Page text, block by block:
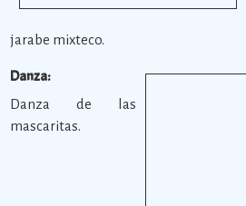
jarabe mixteco.
Danza:
Danza de las
mascaritas.